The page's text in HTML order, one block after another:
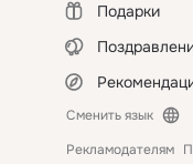
Подарки
Сменить язык
Рекламодателям